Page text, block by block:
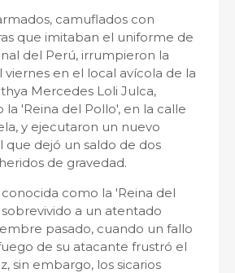
camuflados con
que imitaban el uniforme de
del Perú, irrumpieron la
en el local avícola de la
Mercedes Loli Julca,
'Reina del Pollo', en la calle
y ejecutaron un nuevo
que dejó un saldo de dos
de gravedad.
como la 'Reina del
sobrevivido a un atentado
pasado, cuando un fallo
de su atacante frustró el
sin embargo, los sicarios